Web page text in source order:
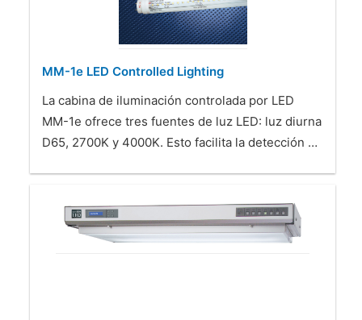
MM-1e LED Controlled Lighting
La cabina de iluminación controlada por LED
MM-1e ofrece tres fuentes de luz LED: luz diurna
D65, 2700K y 4000K. Esto facilita la detección …